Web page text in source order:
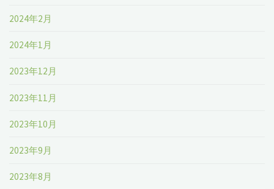
2024年2月
2024年1月
2023年12月
2023年11月
2023年10月
2023年9月
2023年8月